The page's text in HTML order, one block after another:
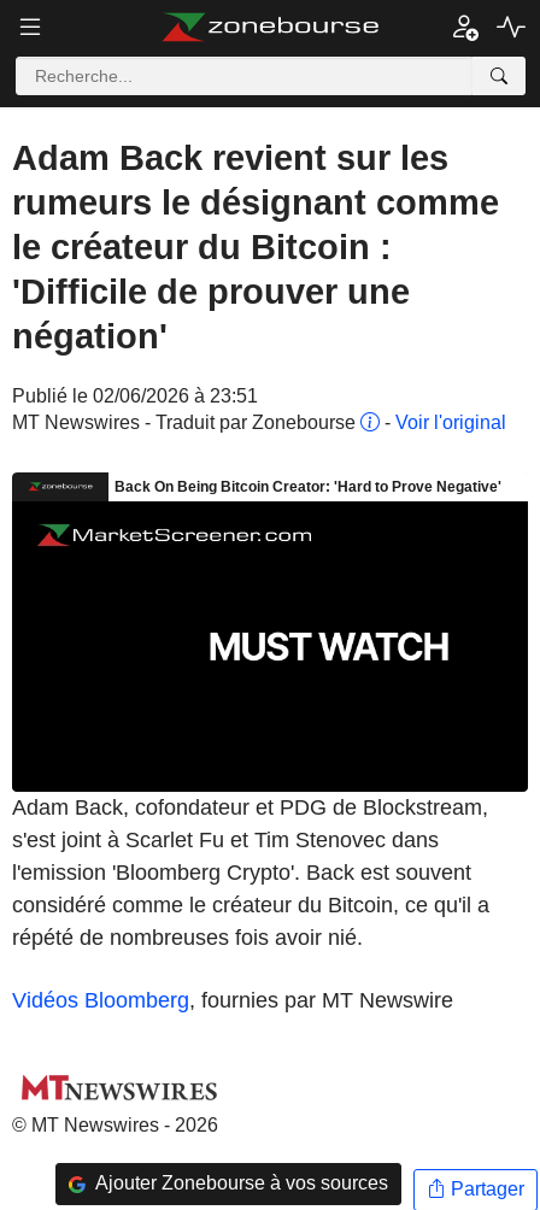
Adam Back revient sur les
rumeurs le désignant comme
le créateur du Bitcoin :
'Difficile de prouver une
négation'
Publié le 02/06/2026 à 23:51
MT Newswires - Traduit par Zonebourse
- Voir l'original
Adam Back, cofondateur et PDG de Blockstream,
s'est joint à Scarlet Fu et Tim Stenovec dans
l'emission 'Bloomberg Crypto'. Back est souvent
considéré comme le créateur du Bitcoin, ce qu'il a
répété de nombreuses fois avoir nié.
Vidéos Bloomberg, fournies par MT Newswire
© MT Newswires - 2026
Ajouter Zonebourse à vos sources Partager